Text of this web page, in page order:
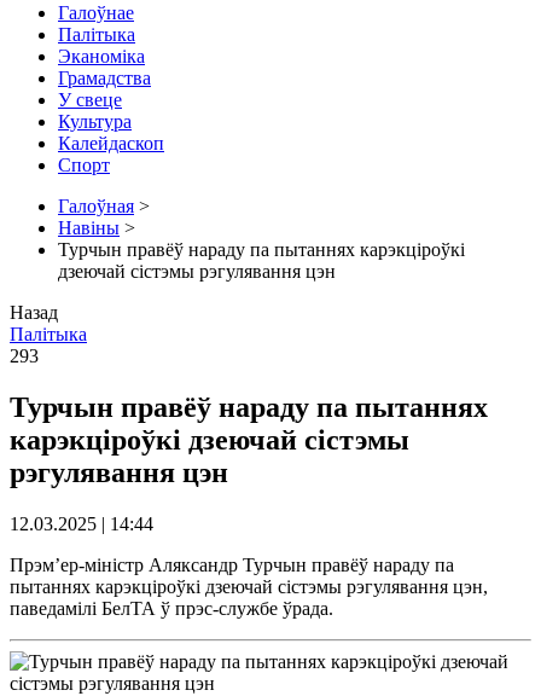
Галоўнае
Палітыка
Эканоміка
Грамадства
У свеце
Культура
Калейдаскоп
Спорт
Галоўная >
Навіны >
Турчын правёў нараду па пытаннях карэкціроўкі
дзеючай сістэмы рэгулявання цэн
Назад
Палітыка
293
Турчын правёў нараду па пытаннях
карэкціроўкі дзеючай сістэмы
рэгулявання цэн
12.03.2025 | 14:44
Прэм’ер-міністр Аляксандр Турчын правёў нараду па
пытаннях карэкціроўкі дзеючай сістэмы рэгулявання цэн,
паведамілі БелТА ў прэс-службе ўрада.